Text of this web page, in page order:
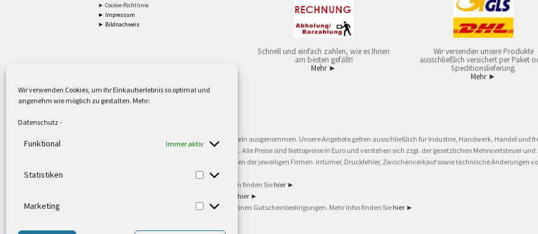
Wir verwenden Cookies, um Ihr Einkaufserlebnis so optimal und
angenehm wie möglich zu gestalten. Mehr:
Datenschutz-
Funktional Immer aktiv
Statistiken
Marketing
► Cookie-Richtlinie
► Impressum
► Bildnachweis
Schnell und einfach zahlen, wie es Ihnen
am besten gefällt!
Mehr ►
Wir versenden unsere Produkte
ausschließlich versichert per Paket
Speditionslieferung.
Mehr ►
Versandkostenfrei ab 59,90 € Nettowarenwert. Inseln ausgenommen. Unsere Angebote gelten ausschließlich für Industrie, Handwerk, Handel und
oder gewerblichen Tätigkeit. Kein Verkauf an privat. Alle Preise sind Nettopreise in Euro und verstehen sich zzgl. der gesetzlichen Mehrwertsteuer
sind Warenzeichen oder eingetragene Warenzeichen der jeweiligen Firmen. Irrtümer, Druckfehler, Zwischenverkauf sowie technische Änderungen
Weitere Informationen und Zahlungsbedingungen finden Sie hier ►
hier ►
Ab 79,- Nettowarenwert. Es gelten unsere allgemeinen Gutscheinbedingungen. Mehr Infos finden Sie hier ►
©2002-2021 TEUTO LICHT GmbH